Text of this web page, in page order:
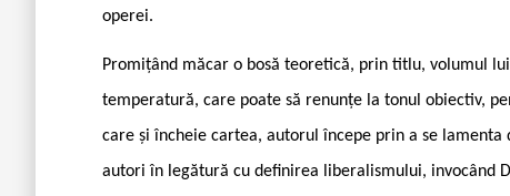
operei.
Promițând măcar o bosă teoretică, prin titlu, volumul
temperatură, care poate să renunțe la tonul obiectiv,
care și încheie cartea, autorul începe prin a se
autori în legătură cu definirea liberalismului, invocând